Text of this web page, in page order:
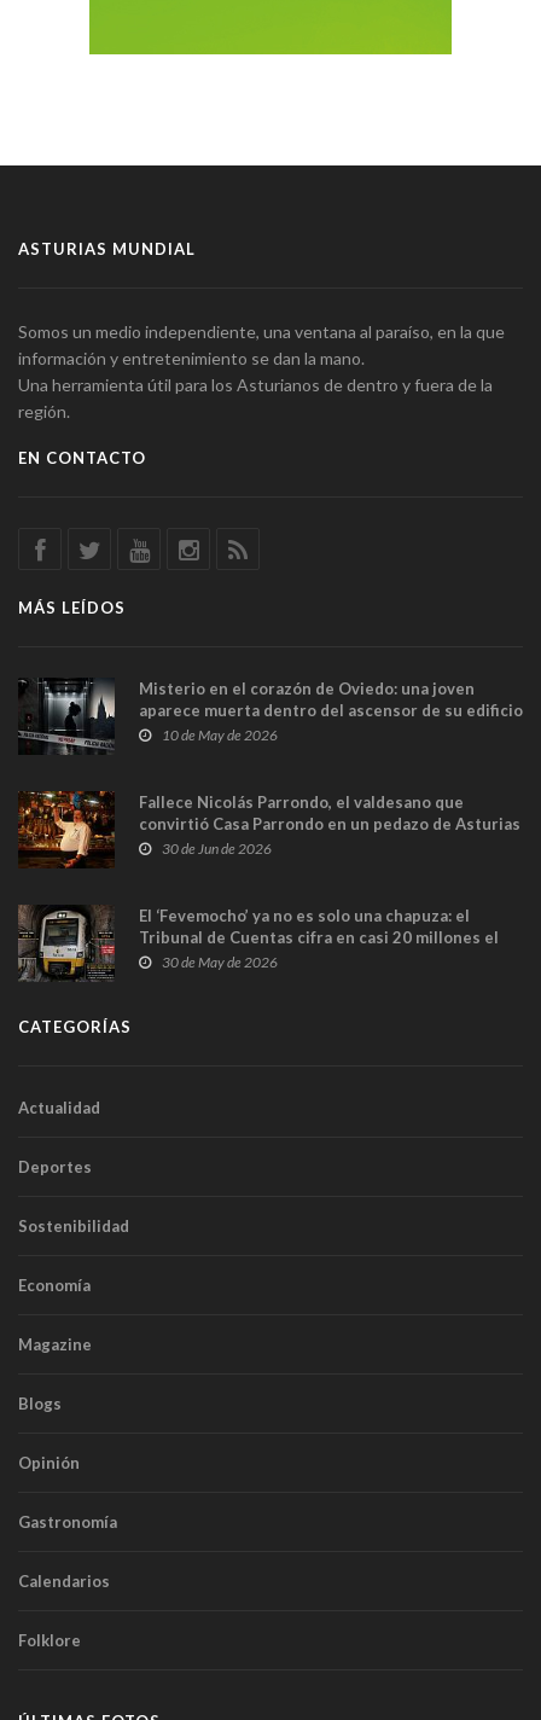
ASTURIAS MUNDIAL
Somos un medio independiente, una ventana al paraíso, en la que
información y entretenimiento se dan la mano.
Una herramienta útil para los Asturianos de dentro y fuera de la
región.
EN CONTACTO
MÁS LEÍDOS
Misterio en el corazón de Oviedo: una joven
aparece muerta dentro del ascensor de su edificio
y las cámaras captan sus últimos minutos
10 de May de 2026
Fallece Nicolás Parrondo, el valdesano que
convirtió Casa Parrondo en un pedazo de Asturias
en Madrid
30 de Jun de 2026
El ‘Fevemocho’ ya no es solo una chapuza: el
Tribunal de Cuentas cifra en casi 20 millones el
sobrecoste de los trenes que no cabían por los
30 de May de 2026
CATEGORÍAS
Actualidad
Deportes
Sostenibilidad
Economía
Magazine
Blogs
Opinión
Gastronomía
Calendarios
Folklore